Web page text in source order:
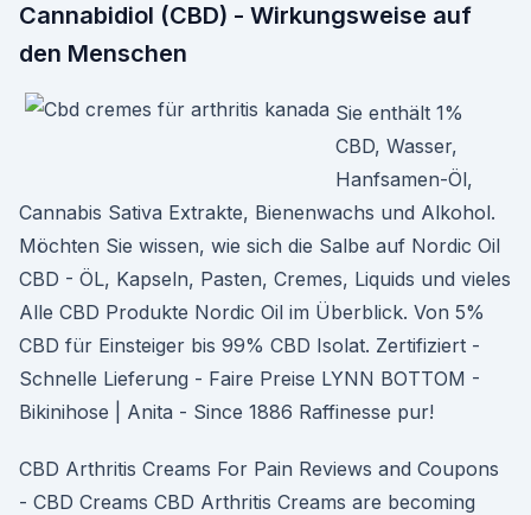
Cannabidiol (CBD) - Wirkungsweise auf
den Menschen
Sie enthält 1%
CBD, Wasser,
Hanfsamen-Öl,
Cannabis Sativa Extrakte, Bienenwachs und Alkohol.
Möchten Sie wissen, wie sich die Salbe auf Nordic Oil
CBD - ÖL, Kapseln, Pasten, Cremes, Liquids und vieles
Alle CBD Produkte Nordic Oil im Überblick. Von 5%
CBD für Einsteiger bis 99% CBD Isolat. Zertifiziert -
Schnelle Lieferung - Faire Preise LYNN BOTTOM -
Bikinihose | Anita - Since 1886 Raffinesse pur!
CBD Arthritis Creams For Pain Reviews and Coupons
- CBD Creams CBD Arthritis Creams are becoming